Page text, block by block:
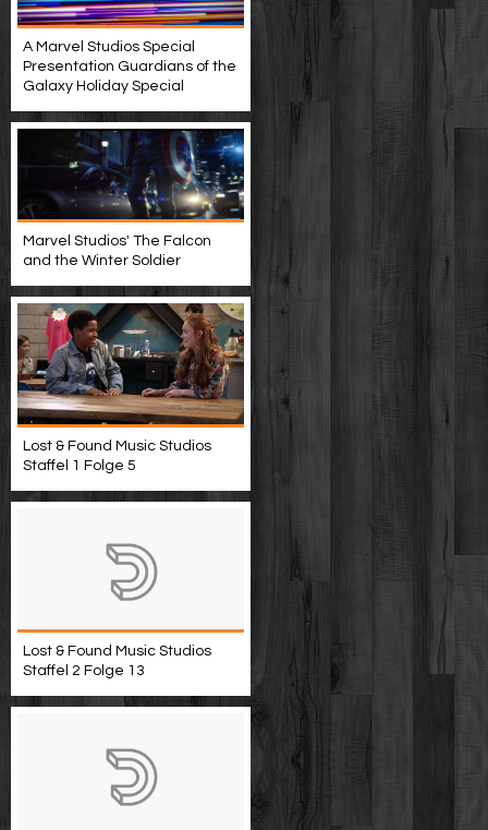
A Marvel Studios Special
Presentation Guardians of the
Galaxy Holiday Special
Marvel Studios' The Falcon
and the Winter Soldier
Lost & Found Music Studios
Staffel 1 Folge 5
Lost & Found Music Studios
Staffel 2 Folge 13